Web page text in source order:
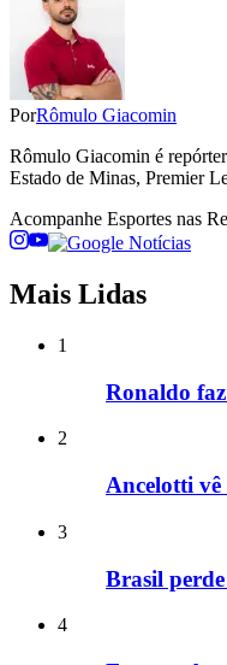
PorRômulo Giacomin
Rômulo Giacomin é
Estado de Minas, Premier
Acompanhe Esportes nas
Mais Lidas
1
Ronaldo
2
Ancelotti vê
3
Brasil
4